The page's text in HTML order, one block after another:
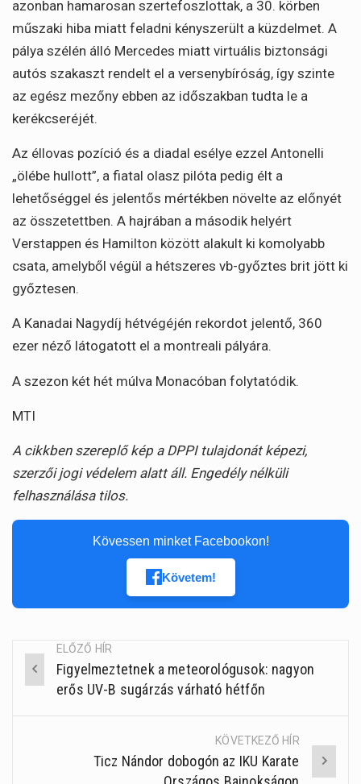
azonban hamarosan szertefoszlottak, a 30. körben
műszaki hiba miatt feladni kényszerült a küzdelmet. A
pálya szélén álló Mercedes miatt virtuális biztonsági
autós szakaszt rendelt el a versenybíróság, így szinte
az egész mezőny ebben az időszakban tudta le a
kerékcseréjét.
Az éllovas pozíció és a diadal esélye ezzel Antonelli
„ölébe hullott”, a fiatal olasz pilóta pedig élt a
lehetőséggel és jelentős mértékben növelte az előnyét
az összetettben. A hajrában a második helyért
Verstappen és Hamilton között alakult ki komolyabb
csata, amelyből végül a hétszeres vb-győztes brit jött ki
győztesen.
A Kanadai Nagydíj hétvégéjén rekordot jelentő, 360
ezer néző látogatott el a montreali pályára.
A szezon két hét múlva Monacóban folytatódik.
MTI
A cikkben szereplő kép a DPPI tulajdonát képezi,
szerzői jogi védelem alatt áll. Engedély nélküli
felhasználása tilos.
Kövessen minket Facebookon!
Követem!
Post
navigation
ELŐZŐ HÍR
Figyelmeztetnek a meteorológusok: nagyon
erős UV-B sugárzás várható hétfőn
KÖVETKEZŐ HÍR
Ticz Nándor dobogón az IKU Karate